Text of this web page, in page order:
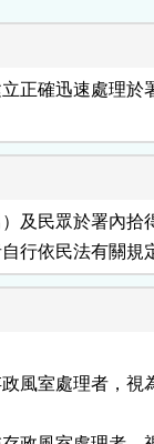
正確迅速處理於
及民眾於署內拾
自行依民法有關規
風室處理者，視